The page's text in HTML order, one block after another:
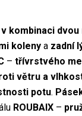
v kombinaci
kolenya zadní
– třívrstvého
větru a
potu.
ROUBAIX–